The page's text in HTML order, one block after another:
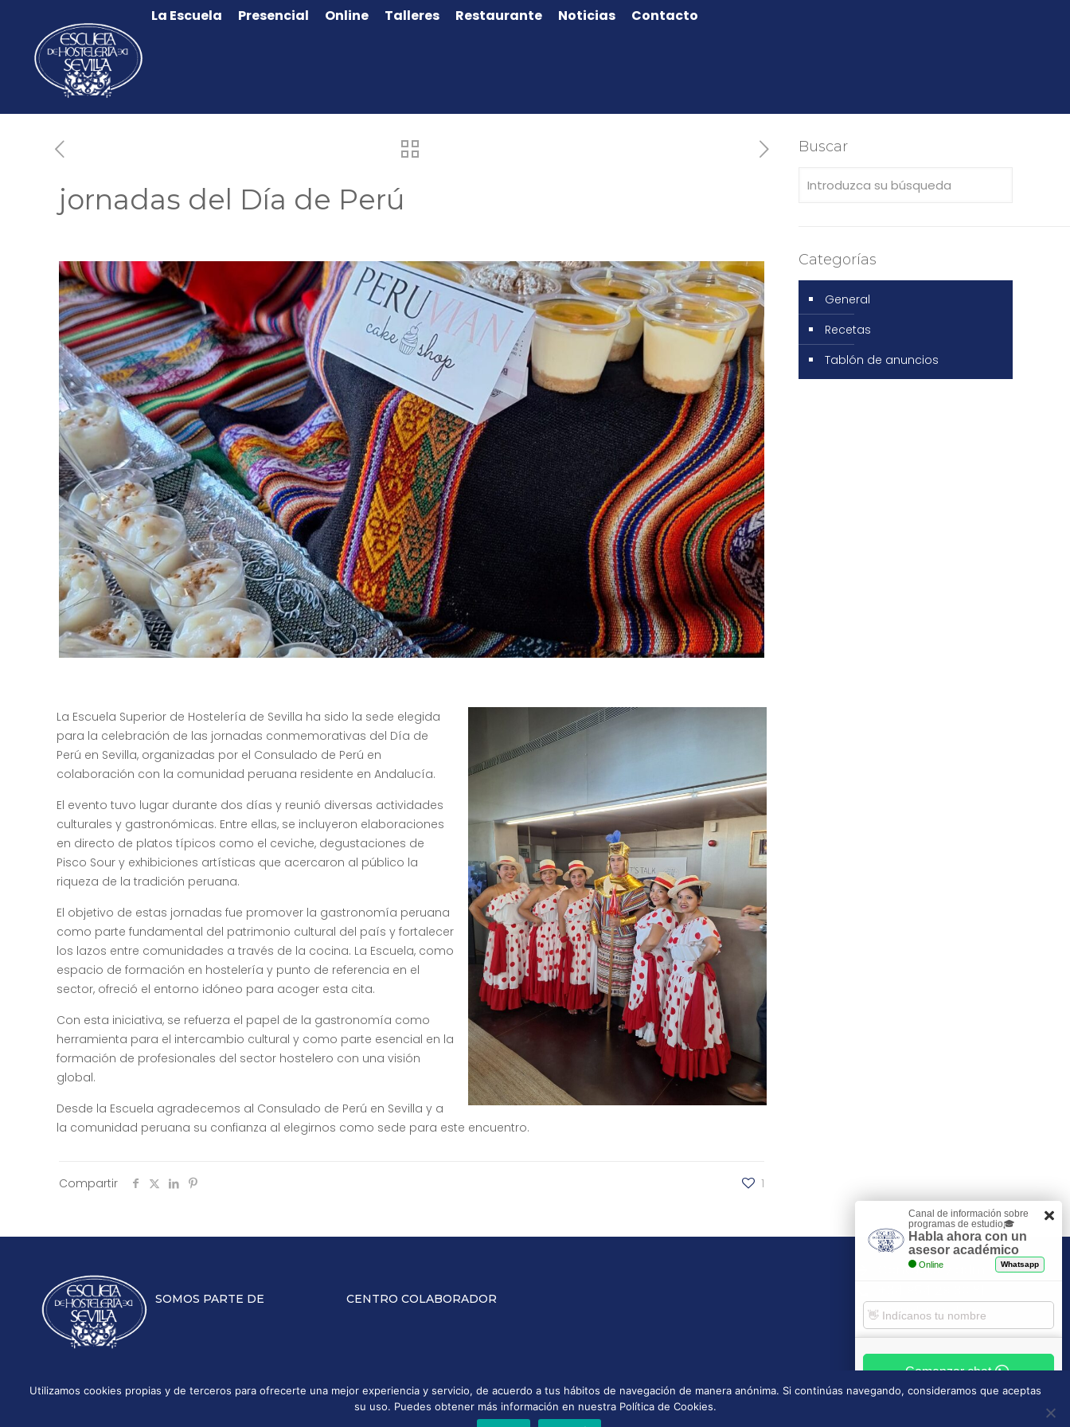
La Escuela Presencial Online Talleres Restaurante Noticias Contacto
jornadas del Día de Perú
La Escuela Superior de Hostelería de Sevilla ha sido la sede elegida
para la celebración de las jornadas conmemorativas del Día de
Perú en Sevilla, organizadas por el Consulado de Perú en
colaboración con la comunidad peruana residente en Andalucía.
El evento tuvo lugar durante dos días y reunió diversas actividades
culturales y gastronómicas. Entre ellas, se incluyeron elaboraciones
en directo de platos típicos como el ceviche, degustaciones de
Pisco Sour y exhibiciones artísticas que acercaron al público la
riqueza de la tradición peruana.
El objetivo de estas jornadas fue promover la gastronomía peruana
como parte fundamental del patrimonio cultural del país y fortalecer
los lazos entre comunidades a través de la cocina. La Escuela, como
espacio de formación en hostelería y punto de referencia en el
sector, ofreció el entorno idóneo para acoger esta cita.
Con esta iniciativa, se refuerza el papel de la gastronomía como
herramienta para el intercambio cultural y como parte esencial en la
formación de profesionales del sector hostelero con una visión
global.
Desde la Escuela agradecemos al Consulado de Perú en Sevilla y a
la comunidad peruana su confianza al elegirnos como sede para este encuentro.
Compartir 1
Buscar
Categorías
General
Recetas
Tablón de anuncios
SOMOS PARTE DE CENTRO COLABORADOR
Contacto y admisiones
escuela@esh.es
Política de Privacidad Política de Cookies Política de calidad
Tablón de anuncios
Utilizamos cookies propias y de terceros para ofrecerte una mejor experiencia y servicio, de acuerdo a tus hábitos de navegación de manera anónima. Si continúas navegando, consideramos que aceptas
su uso. Puedes obtener más información en nuestra Política de Cookies.
Canal de información sobre
programas de estudio🎓
Habla ahora con un
asesor académico
Online Whatsapp
Comenzar chat